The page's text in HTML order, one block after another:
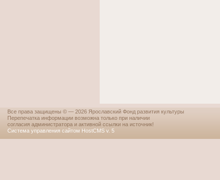
Все права защищены © — 2026 Ярославский Фонд развития культуры
Перепечатка информации возможна только при наличии
согласия администратора и активной ссылки на источник!
Система управления сайтом HostCMS v. 5